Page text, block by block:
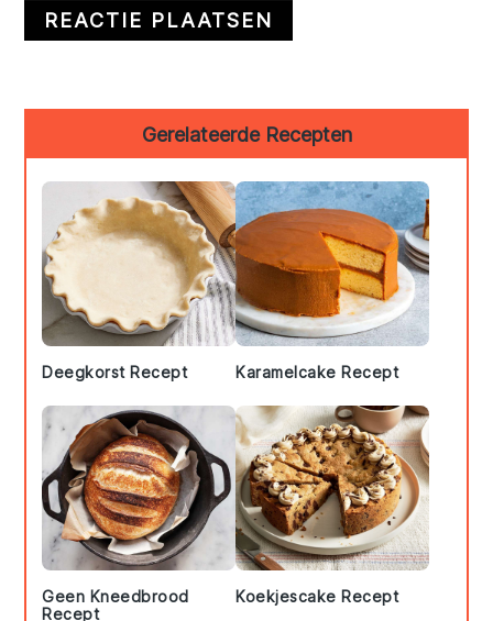
Sidebar
Gerelateerde Recepten
Deegkorst Recept Karamelcake Recept
Geen Kneedbrood
Recept
Koekjescake Recept